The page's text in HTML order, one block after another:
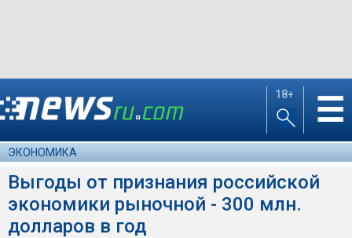
18+ ☰
ЭКОНОМИКА
Выгоды от признания российской
экономики рыночной - 300 млн.
долларов в год